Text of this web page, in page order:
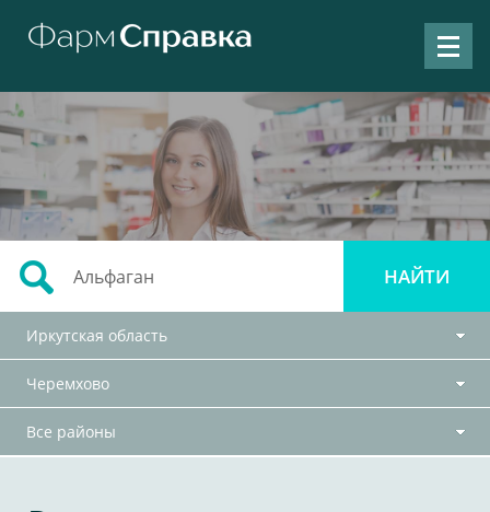
Иркутская область
Черемхово
Все районы